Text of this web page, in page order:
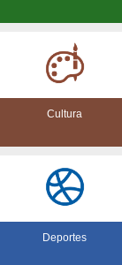
Cultura
Deportes